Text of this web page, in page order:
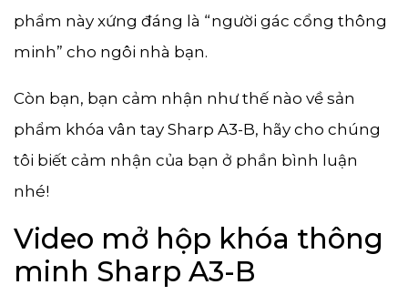
phẩm này xứng đáng là “người gác cổng thông
minh” cho ngôi nhà bạn.
Còn bạn, bạn cảm nhận như thế nào về sản
phẩm khóa vân tay Sharp A3-B, hãy cho chúng
tôi biết cảm nhận của bạn ở phần bình luận
nhé!
Video mở hộp khóa thông
minh Sharp A3-B